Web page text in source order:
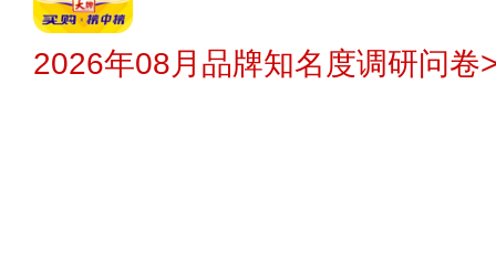
2026年08月品牌知名度调研问卷